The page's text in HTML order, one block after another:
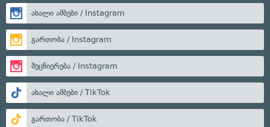
ახალი ამბები / Instagram
გართობა / Instagram
მეცნიერება / Instagram
ახალი ამბები / TikTok
გართობა / TikTok